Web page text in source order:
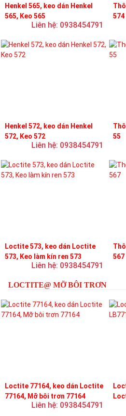
Henkel 565, keo dán Henkel
565, Keo 565
Liên hệ: 0938454791
574
Henkel 572, keo dán Henkel
572, Keo 572
Liên hệ: 0938454791
55
Loctite 573, keo dán Loctite
573, Keo làm kín ren 573
Liên hệ: 0938454791
567
LOCTITE@ MỠ BÔI TRƠN
Loctite 77164, keo dán Loctite
77164, Mỡ bôi trơn 77164
Liên hệ: 0938454791